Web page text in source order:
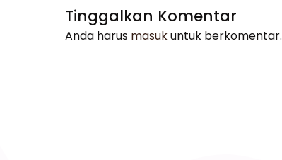
Tinggalkan Komentar
Anda harus masukuntuk berkomentar.